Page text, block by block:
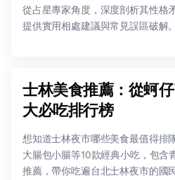
從占星專家角度，深度剖析其性格
提供實用相處建議與常見誤區破解。
士林美食推薦：從蚵
大必吃排行榜‌
想知道士林夜市哪些美食最值得排
大腸包小腸等10款經典小吃，包含
推薦，帶你吃遍台北士林夜市的國